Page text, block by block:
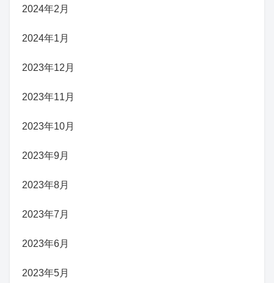
2024年2月
2024年1月
2023年12月
2023年11月
2023年10月
2023年9月
2023年8月
2023年7月
2023年6月
2023年5月